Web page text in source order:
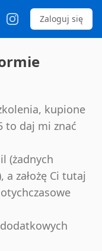
Zaloguj się
kupione
to daj mi znać
(żadnych
założę Ci tutaj